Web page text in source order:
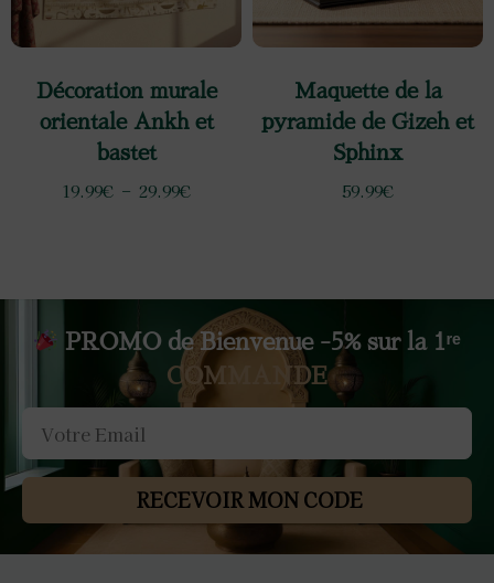
Décoration murale
orientale Ankh et
bastet
19.99€ – 29.99€
Maquette de la
pyramide de Gizeh et
Sphinx
59.99€
PROMO de Bienvenue -5% sur la 1ʳᵉ
COMMANDE
RECEVOIR MON CODE